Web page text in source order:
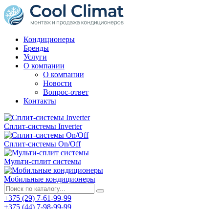
Кондиционеры
Бренды
Услуги
О компании
О компании
Новости
Вопрос-ответ
Контакты
Сплит-системы Inverter
Сплит-системы On/Off
Мульти-сплит системы
Мобильные кондиционеры
+375 (29) 7-61-99-99
+375 (44) 7-98-99-99